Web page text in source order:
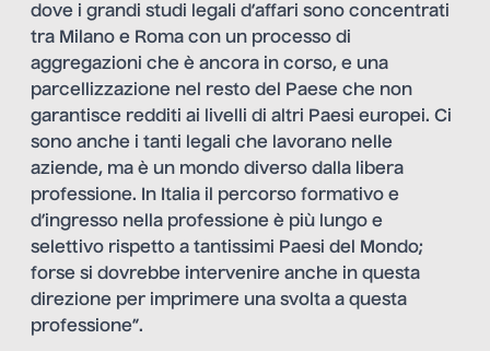
dove i grandi studi legali d’affari sono concentrati
tra Milano e Roma con un processo di
aggregazioni che è ancora in corso, e una
parcellizzazione nel resto del Paese che non
garantisce redditi ai livelli di altri Paesi europei. Ci
sono anche i tanti legali che lavorano nelle
aziende, ma è un mondo diverso dalla libera
professione. In Italia il percorso formativo e
d’ingresso nella professione è più lungo e
selettivo rispetto a tantissimi Paesi del Mondo;
forse si dovrebbe intervenire anche in questa
direzione per imprimere una svolta a questa
professione”.